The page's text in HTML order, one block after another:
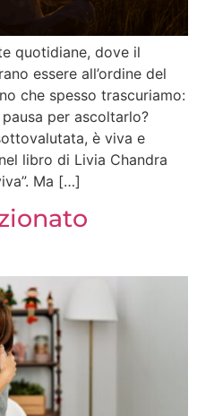
quotidiane, dove il
essere all’ordine del
che spesso trascuriamo:
per ascoltarlo?
è viva e
libro di Livia Chandra
Ma […]